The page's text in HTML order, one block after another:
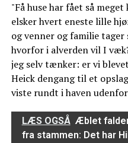
"Få huse har fået så
elsker hvert eneste lille
og venner og familie
hvorfor i alverden vil I
jeg selv tænker: er vi
Heick dengang til et
viste rundt i haven
LÆS OGSÅ Æblet
fra stammen: Det har